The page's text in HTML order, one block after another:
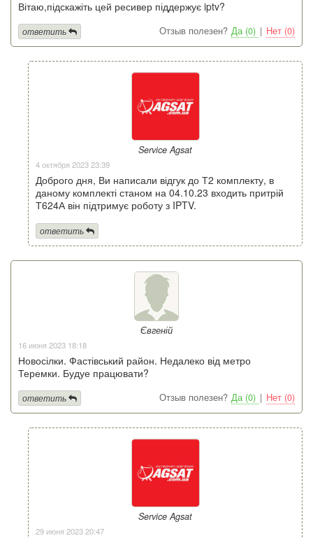
Вітаю,підскажіть цей ресивер піддержує iptv?
Отзыв полезен? Да (0) | Нет (0)
ответить
Service Agsat
4 октября 2023 23:39
Доброго дня, Ви написали відгук до Т2 комплекту, в
даному комплекті станом на 04.10.23 входить притрій
Т624А він підтримує роботу з IPTV.
ответить
Євгеній
16 июня 2023 18:18
Новосілки. Фастівський район. Недалеко від метро
Теремки. Будуе працювати?
Отзыв полезен? Да (0) | Нет (0)
ответить
Service Agsat
29 июня 2023 20:47